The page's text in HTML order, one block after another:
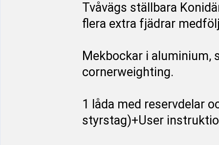
Tvåvägs ställbara
flera extra fjädrar
Mekbockar i
cornerweighting.
1 låda med reservdelar
styrstag)+User